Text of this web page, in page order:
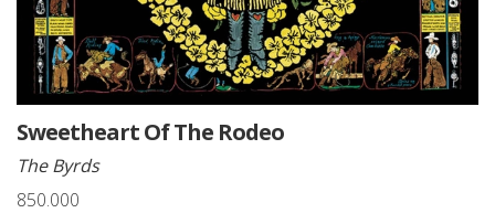
Sweetheart Of The Rodeo
The Byrds
850.000